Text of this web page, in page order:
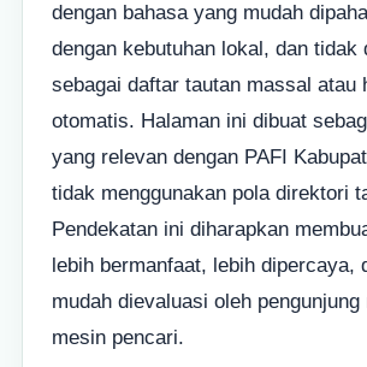
dengan bahasa yang mudah
dengan kebutuhan lokal, dan tidak
sebagai daftar tautan massal atau
otomatis. Halaman ini dibuat
yang relevan dengan PAFI
tidak menggunakan pola direktori
Pendekatan ini diharapkan
lebih bermanfaat, lebih dipercaya,
mudah dievaluasi oleh pengunjung
mesin pencari.